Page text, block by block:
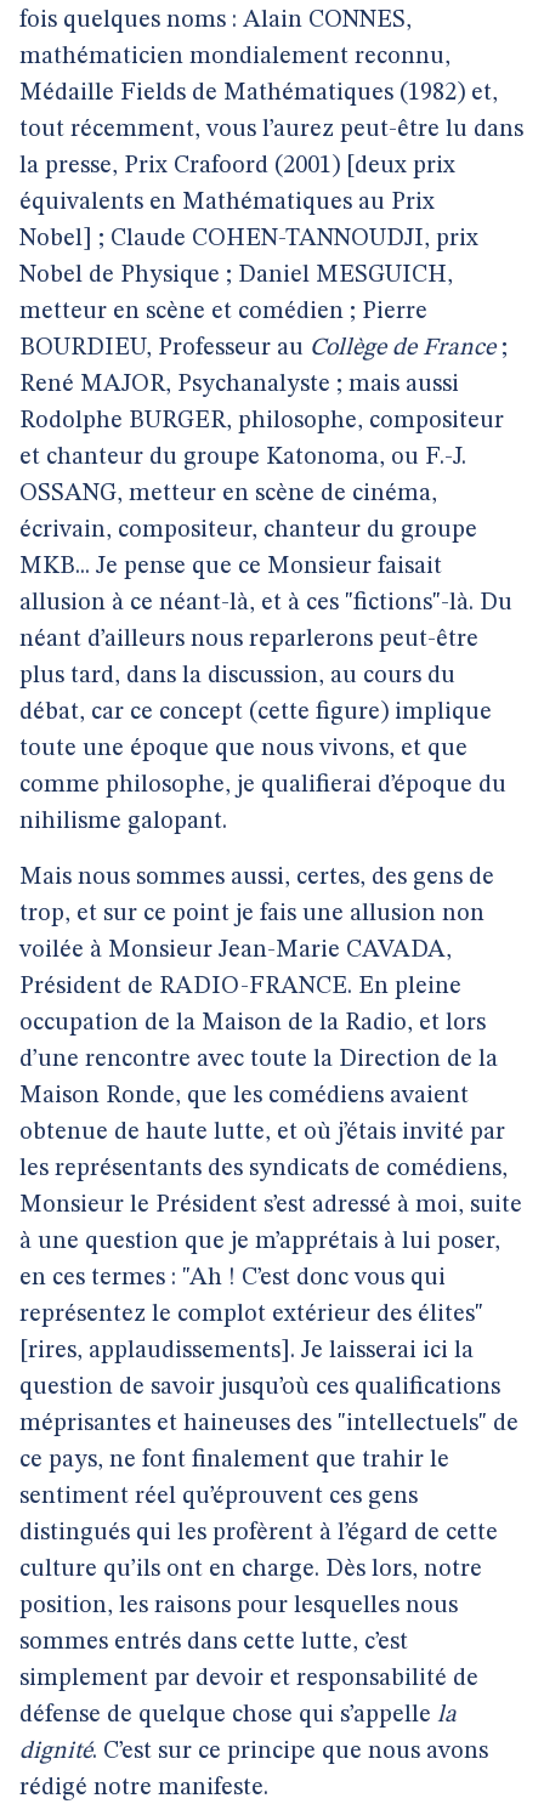
fois quelques noms : Alain CONNES,
mathématicien mondialement reconnu,
Médaille Fields de Mathématiques (1982) et,
tout récemment, vous l’aurez peut-être lu dans
la presse, Prix Crafoord (2001) [deux prix
équivalents en Mathématiques au Prix
Nobel] ; Claude COHEN-TANNOUDJI, prix
Nobel de Physique ; Daniel MESGUICH,
metteur en scène et comédien ; Pierre
BOURDIEU, Professeur au Collège de France;
René MAJOR, Psychanalyste ; mais aussi
Rodolphe BURGER, philosophe, compositeur
et chanteur du groupe Katonoma, ou F.-J.
OSSANG, metteur en scène de cinéma,
écrivain, compositeur, chanteur du groupe
MKB... Je pense que ce Monsieur faisait
allusion à ce néant-là, et à ces "fictions"-là. Du
néant d’ailleurs nous reparlerons peut-être
plus tard, dans la discussion, au cours du
débat, car ce concept (cette figure) implique
toute une époque que nous vivons, et que
comme philosophe, je qualifierai d’époque du
nihilisme galopant.
Mais nous sommes aussi, certes, des gens de
trop, et sur ce point je fais une allusion non
voilée à Monsieur Jean-Marie CAVADA,
Président de RADIO-FRANCE. En pleine
occupation de la Maison de la Radio, et lors
d’une rencontre avec toute la Direction de la
Maison Ronde, que les comédiens avaient
obtenue de haute lutte, et où j’étais invité par
les représentants des syndicats de comédiens,
Monsieur le Président s’est adressé à moi, suite
à une question que je m’apprétais à lui poser,
en ces termes : "Ah ! C’est donc vous qui
représentez le complot extérieur des élites"
[rires, applaudissements]. Je laisserai ici la
question de savoir jusqu’où ces qualifications
méprisantes et haineuses des "intellectuels" de
ce pays, ne font finalement que trahir le
sentiment réel qu’éprouvent ces gens
distingués qui les profèrent à l’égard de cette
culture qu’ils ont en charge. Dès lors, notre
position, les raisons pour lesquelles nous
sommes entrés dans cette lutte, c’est
simplement par devoir et responsabilité de
défense de quelque chose qui s’appelle la
dignité. C’est sur ce principe que nous avons
rédigé notre manifeste.